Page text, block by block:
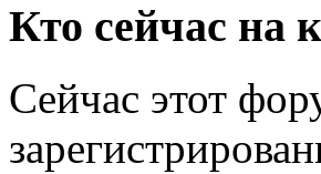
Кто сейчас на
Сейчас этот